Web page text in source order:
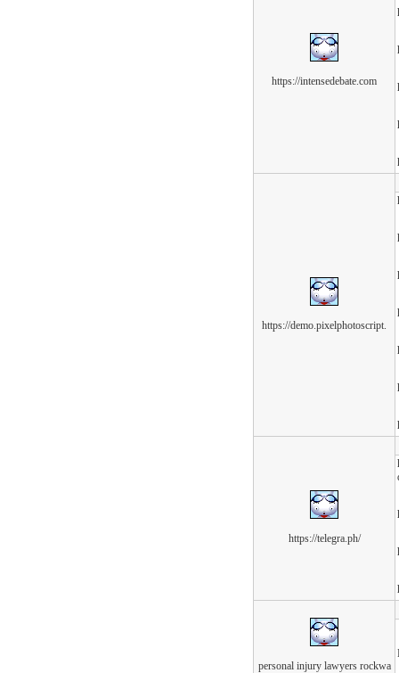
https://intensedebate.com
https://demo.pixelphotoscript.
https://telegra.ph/
personal injury lawyers rockwa